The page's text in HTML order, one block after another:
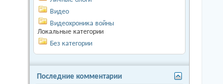
Видео
Видеохроника войны
Локальные категории
Без категории
Последние комментарии